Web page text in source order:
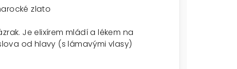
zlato
Je elixírem mládí a lékem na
od hlavy (s lámavými vlasy)